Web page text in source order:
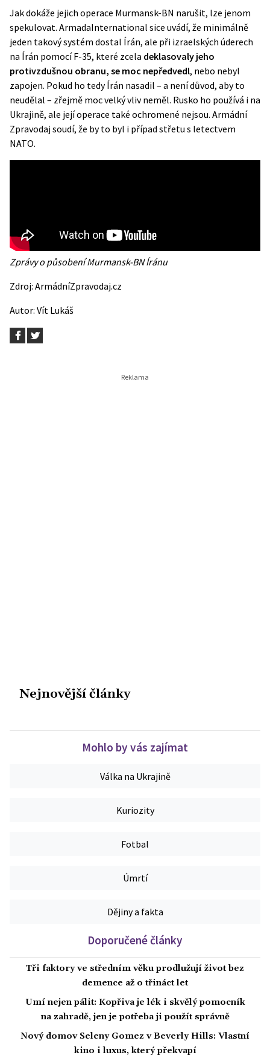
Jak dokáže jejich operace Murmansk-BN narušit, lze jenom
spekulovat. ArmadaInternational sice uvádí, že minimálně
jeden takový systém dostal Írán, ale při izraelských úderech
na Írán pomocí F-35, které zcela deklasovaly jeho
protivzdušnou obranu, se moc nepředvedl, nebo nebyl
zapojen. Pokud ho tedy Írán nasadil – a není důvod, aby to
neudělal – zřejmě moc velký vliv neměl. Rusko ho používá i na
Ukrajině, ale její operace také ochromené nejsou. Armádní
Zpravodaj soudí, že by to byl i případ střetu s letectvem
NATO.
Zprávy o působení Murmansk-BN Íránu
Zdroj: ArmádníZpravodaj.cz
Autor: Vít Lukáš
Nejnovější články
Mohlo by vás zajímat
Válka na Ukrajině
Kuriozity
Fotbal
Úmrtí
Dějiny a fakta
Doporučené články
Tři faktory ve středním věku prodlužují život bez
demence až o třináct let
Umí nejen pálit: Kopřiva je lék i skvělý pomocník
na zahradě, jen je potřeba ji použít správně
Nový domov Seleny Gomez v Beverly Hills: Vlastní
kino i luxus, který překvapí